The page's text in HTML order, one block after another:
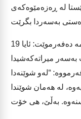
لە ڕەزەمێوەکەی
19
میراتەکەشیدا
“لەو شوێنەدا
لە هەمان شوێندا